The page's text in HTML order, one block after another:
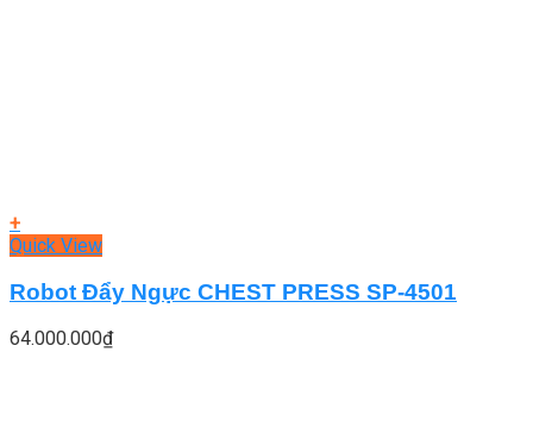
+
Quick View
Robot Đẩy Ngực CHEST PRESS SP-4501
64.000.000₫